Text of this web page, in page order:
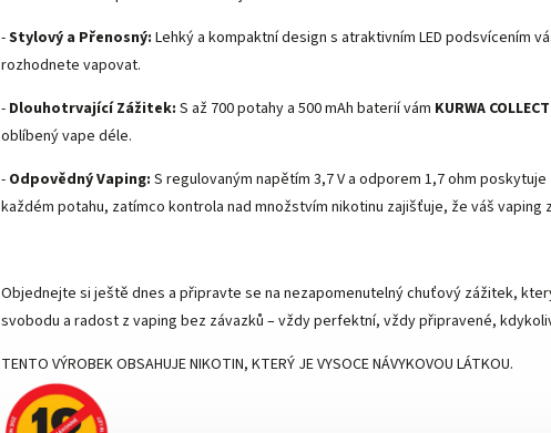
-Stylový a Přenosný: Lehký a kompaktní design s atraktivním LED podsvícením
rozhodnete vapovat.
- Dlouhotrvající Zážitek: S až 700 potahy a 500 mAh baterií vám KURWA
oblíbený vape déle.
- Odpovědný Vaping: S regulovaným napětím 3,7 V a odporem 1,7 ohm poskytuje
každém potahu, zatímco kontrola nad množstvím nikotinu zajišťuje, že váš vaping
Objednejte si ještě dnes a připravte se na nezapomenutelný chuťový zážitek,
svobodu a radost z vaping bez závazků – vždy perfektní, vždy připravené,
TENTO VÝROBEK OBSAHUJE NIKOTIN, KTERÝ JE VYSOCE NÁVYKOVOU LÁTKOU.